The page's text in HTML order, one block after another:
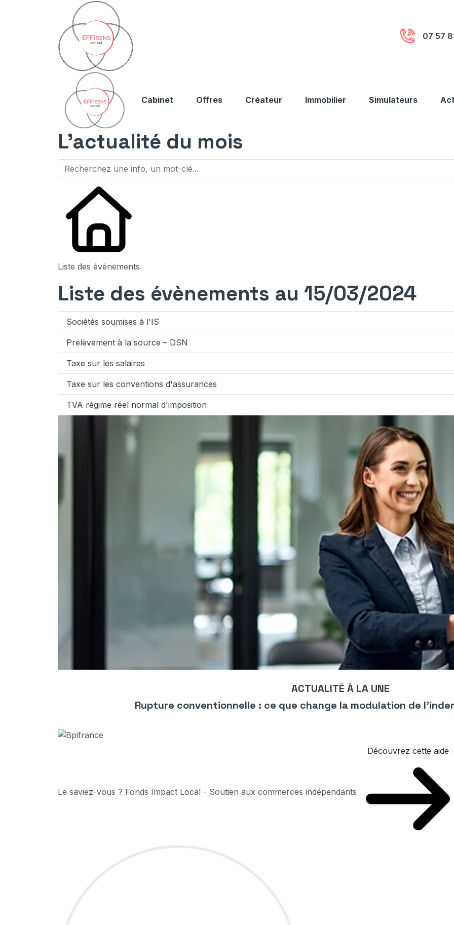
07 57
Cabinet Offres Créateur Immobilier Simulateurs
L'actualité du mois
Liste des évènements
Liste des évènements au 15/03/2024
Sociétés soumises à l'IS
Prélèvement à la source – DSN
Taxe sur les salaires
Taxe sur les conventions d'assurances
TVA régime réel normal d'imposition
ACTUALITÉ À LA UNE
Rupture conventionnelle : ce que change la modulation de
Le saviez-vous ? Fonds Impact Local - Soutien aux commerces indépendants
Découvrez cette aide